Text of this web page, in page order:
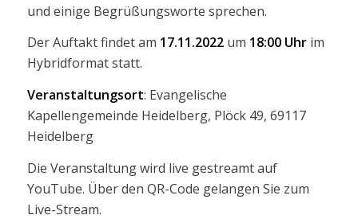
und einige Begrüßungsworte sprechen.
Der Auftakt findet am 17.11.2022um 18:00 Uhrim
Hybridformat statt.
Veranstaltungsort: Evangelische
Kapellengemeinde Heidelberg, Plöck 49, 69117
Heidelberg
Die Veranstaltung wird live gestreamt auf
YouTube. Über den QR-Code gelangen Sie zum
Live-Stream.